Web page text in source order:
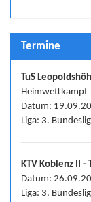
Termine
TuS
Heimwettkampf
Datum:
Liga: 3.
KTV Koblenz II -
Datum:
Liga: 3.